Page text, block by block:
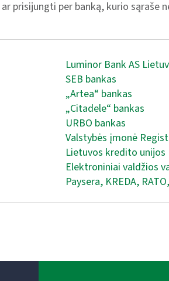
prisijungti per banką, kurio sąraše
Luminor Bank AS
SEB bankas
„Artea“ bankas
„Citadele“ bankas
URBO bankas
Valstybės įmonė
Lietuvos kredito unijos
Elektroniniai valdžios
Paysera, KREDA,